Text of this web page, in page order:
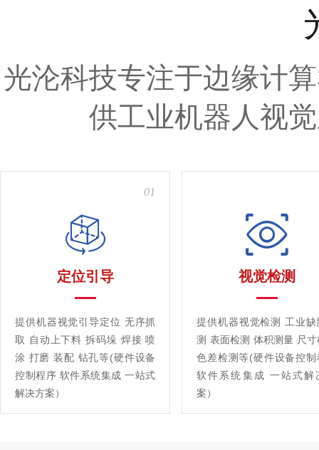
光沦科技专注于边缘计
供工业机器人视
01
定位引导
提供机器视觉引导定位 无序抓
取 自动上下料 拆码垛 焊接 喷
涂 打磨 装配 钻孔等(硬件设备
控制程序 软件系统集成 一站式
解决方案）
视觉检测
提供机器视觉检测 工业缺
测 表面检测 体积测量 尺寸
色差检测等(硬件设备控制
软件系统集成 一站式解
案）